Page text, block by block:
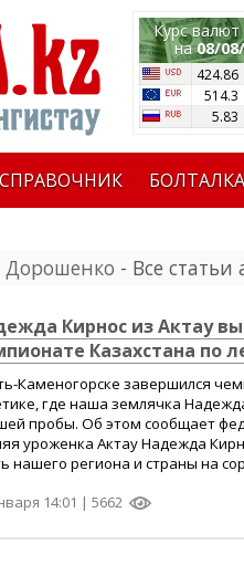
Курс валют
на08/
424.86
514.3
5.83
СПРАВОЧНИК БОЛТАЛКА
Дорошенко - Все статьи
Кирнос из Актау
Казахстана по
Каменогорске завершился
где наша землячка
пробы. Об этом сообщает
уроженка Актау Надежда
нашего региона и страны на
14:01 | 5662